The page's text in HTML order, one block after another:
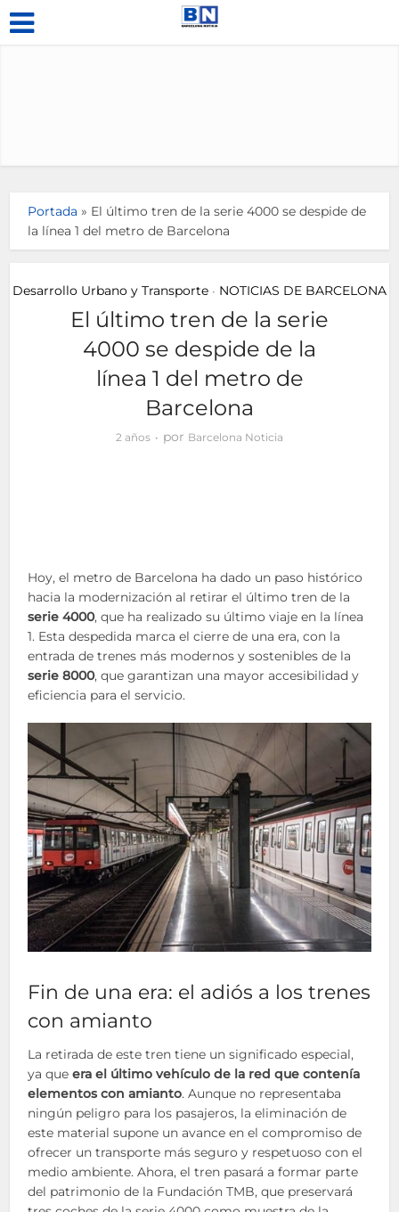
Portada » El último tren de la serie 4000 se despide de
la línea 1 del metro de Barcelona
Desarrollo Urbano y Transporte • NOTICIAS DE BARCELONA
El último tren de la serie
4000 se despide de la
línea 1 del metro de
Barcelona
2 años por Barcelona Noticia
Hoy, el metro de Barcelona ha dado un paso histórico
hacia la modernización al retirar el último tren de la
serie 4000, que ha realizado su último viaje en la línea
1. Esta despedida marca el cierre de una era, con la
entrada de trenes más modernos y sostenibles de la
serie 8000, que garantizan una mayor accesibilidad y
eficiencia para el servicio.
Fin de una era: el adiós a los trenes
con amianto
La retirada de este tren tiene un significado especial,
ya queera el último vehículo de la red que contenía
elementos con amianto. Aunque no representaba
ningún peligro para los pasajeros, la eliminación de
este material supone un avance en el compromiso de
ofrecer un transporte más seguro y respetuoso con el
medio ambiente. Ahora, el tren pasará a formar parte
del patrimonio de la Fundación TMB, que preservará